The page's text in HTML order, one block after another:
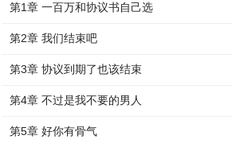
第1章 一百万和协议书自己选
第2章 我们结束吧
第3章 协议到期了也该结束
第4章 不过是我不要的男人
第5章 好你有骨气